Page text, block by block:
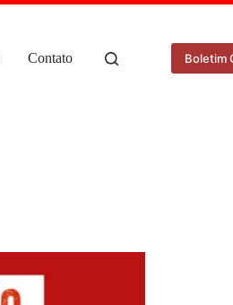
Contato Boletim